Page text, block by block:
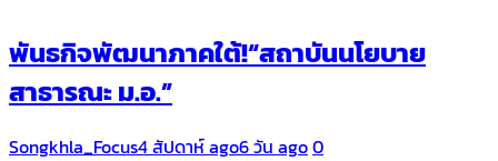
พันธกิจพัฒนาภาคใต้!“สถาบันนโยบาย
สาธารณะ ม.อ.”
Songkhla_Focus4 สัปดาห์ ago6 วัน ago0